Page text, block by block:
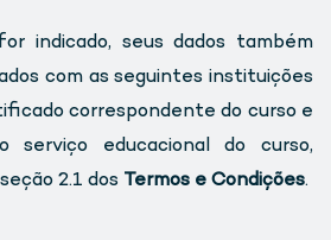
indicado, seus dados também
com as seguintes instituições
correspondente do curso e
serviço educacional do curso,
2.1 dos Termos e Condições.